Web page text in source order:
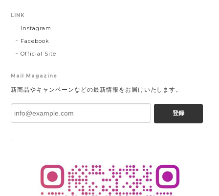
LINK
Instagram
Facebook
Official Site
Mail Magazine
新商品やキャンペーンなどの最新情報をお届けいたします。
登録